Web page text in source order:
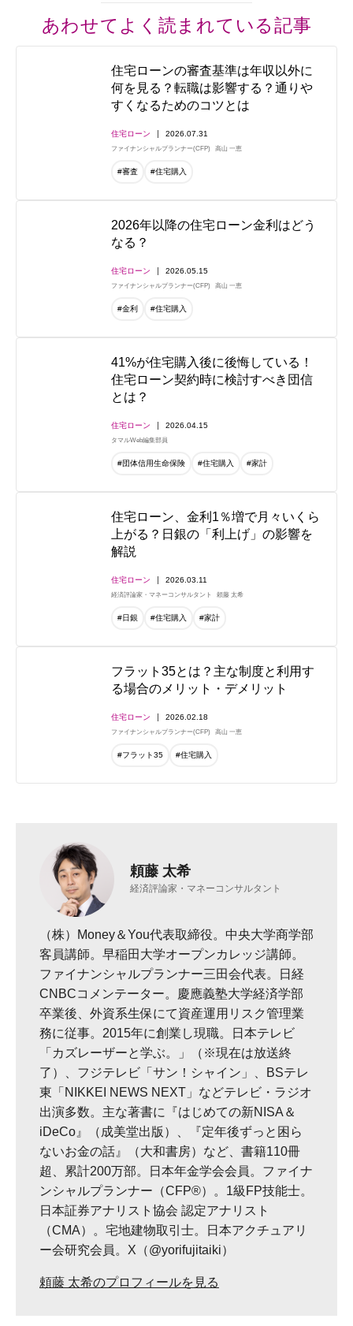
あわせてよく読まれている記事
住宅ローンの審査基準は年収以外に
何を見る？転職は影響する？通りや
すくなるためのコツとは
住宅ローン 2026.07.31
ファイナンシャルプランナー(CFP) 高山 一恵
#審査 #住宅購入
2026年以降の住宅ローン金利はどう
なる？
住宅ローン 2026.05.15
ファイナンシャルプランナー(CFP) 高山 一恵
#金利 #住宅購入
41%が住宅購入後に後悔している！
住宅ローン契約時に検討すべき団信
とは？
住宅ローン 2026.04.15
タマルWeb編集部員
#団体信用生命保険 #住宅購入 #家計
住宅ローン、金利1％増で月々いくら
上がる？日銀の「利上げ」の影響を
解説
住宅ローン 2026.03.11
経済評論家・マネーコンサルタント 頼藤 太希
#日銀 #住宅購入 #家計
フラット35とは？主な制度と利用す
る場合のメリット・デメリット
住宅ローン 2026.02.18
ファイナンシャルプランナー(CFP) 高山 一恵
#フラット35 #住宅購入
頼藤 太希
経済評論家・マネーコンサルタント
（株）Money＆You代表取締役。中央大学商学部
客員講師。早稲田大学オープンカレッジ講師。
ファイナンシャルプランナー三田会代表。日経
CNBCコメンテーター。慶應義塾大学経済学部
卒業後、外資系生保にて資産運用リスク管理業
務に従事。2015年に創業し現職。日本テレビ
「カズレーザーと学ぶ。」（※現在は放送終
了）、フジテレビ「サン！シャイン」、BSテレ
東「NIKKEI NEWS NEXT」などテレビ・ラジオ
出演多数。主な著書に『はじめての新NISA＆
iDeCo』（成美堂出版）、『定年後ずっと困ら
ないお金の話』（大和書房）など、書籍110冊
超、累計200万部。日本年金学会会員。ファイナ
ンシャルプランナー（CFP®）。1級FP技能士。
日本証券アナリスト協会 認定アナリスト
（CMA）。宅地建物取引士。日本アクチュアリ
ー会研究会員。X（@yorifujitaiki）
頼藤 太希のプロフィールを見る